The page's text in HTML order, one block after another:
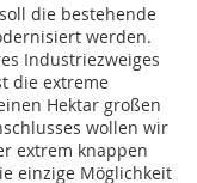
die bestehende
werden.
Industriezweiges
die extreme
Hektar großen
wollen wir
extrem knappen
einzige Möglichkeit